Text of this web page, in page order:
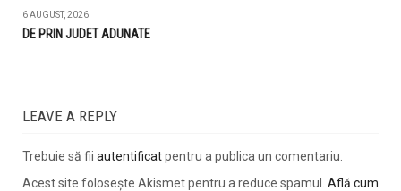
6 AUGUST, 2026
DE PRIN JUDET ADUNATE
LEAVE A REPLY
Trebuie să fii autentificatpentru a publica un comentariu.
Acest site folosește Akismet pentru a reduce spamul. Află cum